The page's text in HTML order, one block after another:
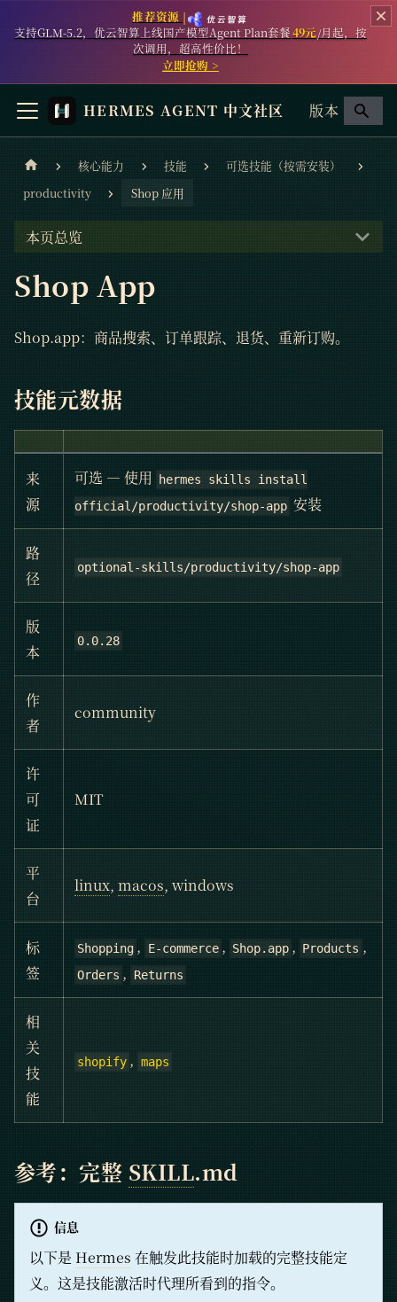
推荐资源 |
支持GLM-5.2，优云智算上线国产模型Agent Plan套餐49元/月起，按
次调用，超高性价比！
立即抢购 >
HERMES AGENT 中文社区 版本
核心能力 技能
可选技能（按需安装）
productivity
Shop 应用
本页总览
Shop App
Shop.app：商品搜索、订单跟踪、退货、重新订购。
技能元数据
来
源
可选 — 使用
hermes skills install
official/productivity/shop-app 安装
路
径
optional-skills/productivity/shop-app
版
本
0.0.28
作
者
community
许
可
证
MIT
平
台
linux, macos, windows
标
签
Shopping , E-commerce , Shop.app , Products ,
Orders , Returns
相
关
技
能
shopify , maps
参考：完整 SKILL.md
信息
以下是 Hermes 在触发此技能时加载的完整技能定
义。这是技能激活时代理所看到的指令。